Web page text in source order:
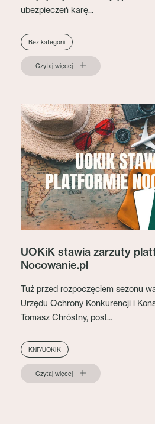
ubezpieczeń karę...
Bez kategorii
Czytaj więcej
UOKiK stawia zarzuty
Nocowanie.pl
Tuż przed rozpoczęciem sezonu
Urzędu Ochrony Konkurencji i
Tomasz Chróstny, post...
KNF/UOKIK
Czytaj więcej